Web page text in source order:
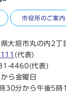
市役所のご案内
大垣市丸の内2丁
(代表)
4460(代表)
ら金曜日
30分から午後5時